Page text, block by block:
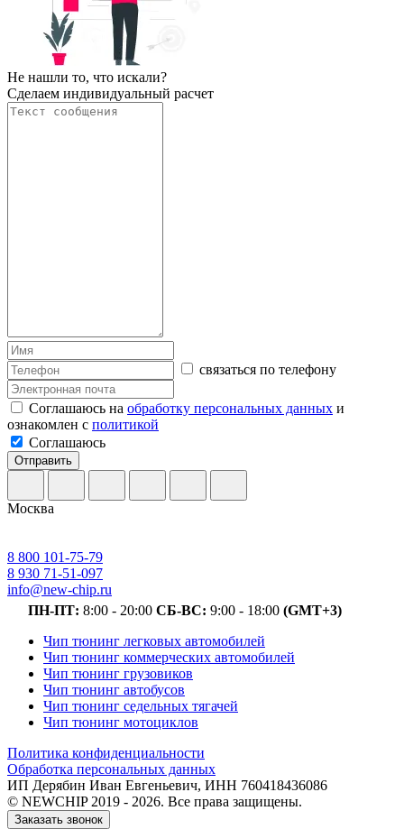
Не нашли то, что искали?
Сделаем индивидуальный расчет
связаться по телефону
Соглашаюсь на обработку персональных данных и
ознакомлен с политикой
Соглашаюсь
Отправить
Москва
8 800 101-75-79
8 930 71-51-097
info@new-chip.ru
ПН-ПТ: 8:00 - 20:00 СБ-ВС: 9:00 - 18:00 (GMT+3)
Чип тюнинг легковых автомобилей
Чип тюнинг коммерческих автомобилей
Чип тюнинг грузовиков
Чип тюнинг автобусов
Чип тюнинг седельных тягачей
Чип тюнинг мотоциклов
Политика конфиденциальности
Обработка персональных данных
ИП Дерябин Иван Евгеньевич, ИНН 760418436086
© NEWCHIP 2019 - 2026. Все права защищены.
Заказать звонок